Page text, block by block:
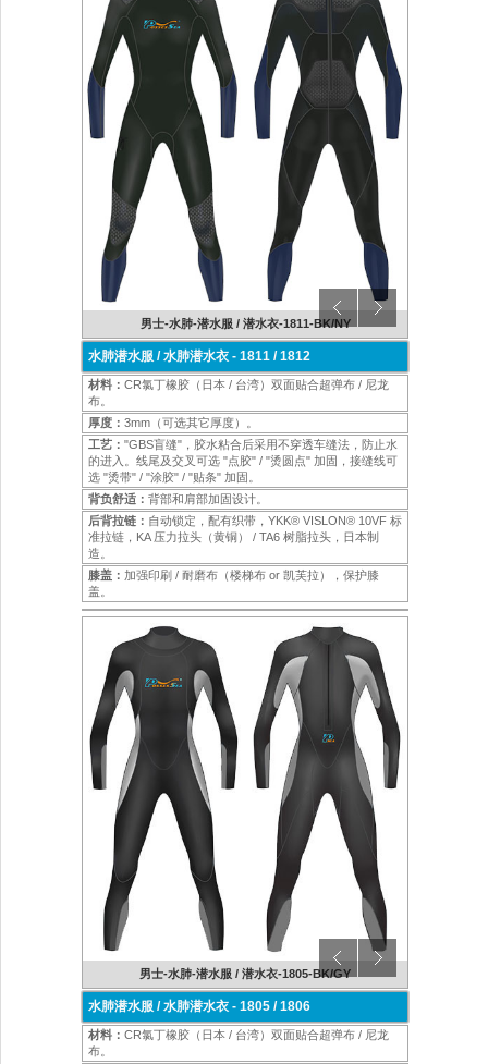
男士-水肺-潜水服 / 潜水衣-1811-BK/NY
水肺潜水服 / 水肺潜水衣 - 1811 / 1812
材料： CR氯丁橡胶（日本 / 台湾）双面贴合超弹布 / 尼龙
布。
厚度： 3mm（可选其它厚度）。
工艺： "GBS盲缝"，胶水粘合后采用不穿透车缝法，防止水
的进入。线尾及交叉可选 "点胶" / "烫圆点" 加固，接缝线可
选 "烫带" / "涂胶" / "贴条" 加固。
背负舒适： 背部和肩部加固设计。
后背拉链： 自动锁定，配有织带，YKK® VISLON® 10VF 标
准拉链，KA 压力拉头（黄铜） / TA6 树脂拉头，日本制
造。
膝盖： 加强印刷 / 耐磨布（楼梯布 or 凯芙拉），保护膝
盖。
男士-水肺-潜水服 / 潜水衣-1805-BK/GY
水肺潜水服 / 水肺潜水衣 - 1805 / 1806
材料： CR氯丁橡胶（日本 / 台湾）双面贴合超弹布 / 尼龙
布。